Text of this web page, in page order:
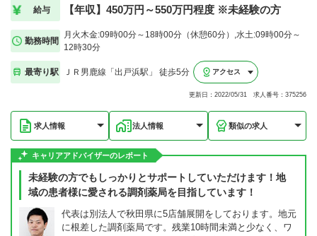
給与 【年収】450万円～550万円程度 ※未経験の方
勤務時間
月火木金:09時00分～18時00分（休憩60分）,水土:09時00分～
12時30分
最寄り駅 ＪＲ男鹿線「出戸浜駅」 徒歩5分 アクセス
更新日：2022/05/31 求人番号：375256
求人情報 法人情報 類似の求人
キャリアアドバイザーのレポート
未経験の方でもしっかりとサポートしていただけます！地
域の患者様に愛される調剤薬局を目指しています！
代表は別法人で秋田県に5店舗展開をしております。地元
に根差した調剤薬局です。残業10時間未満と少なく、ワ